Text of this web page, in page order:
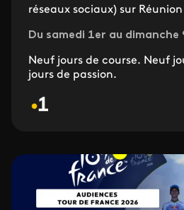
réseaux sociaux) sur Réunion
Du samedi 1er au
Neuf jours de course. Neuf
jours de passion.